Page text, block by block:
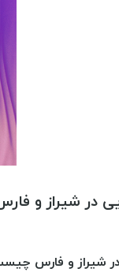
در شیراز و
در شیراز و فارس